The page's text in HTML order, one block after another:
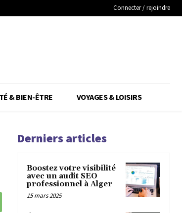
Connecter / rejoindre
& BIEN-ÊTRE VOYAGES & LOISIRS
Derniers articles
Boostez votre visibilité
avec un audit SEO
professionnel à Alger
15 mars 2025